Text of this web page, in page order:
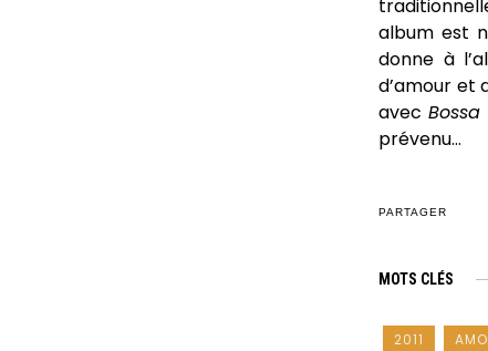
album est
donne à
d’amour et
avec
prévenu…
PARTAGER
MOTS CLÉS
2011